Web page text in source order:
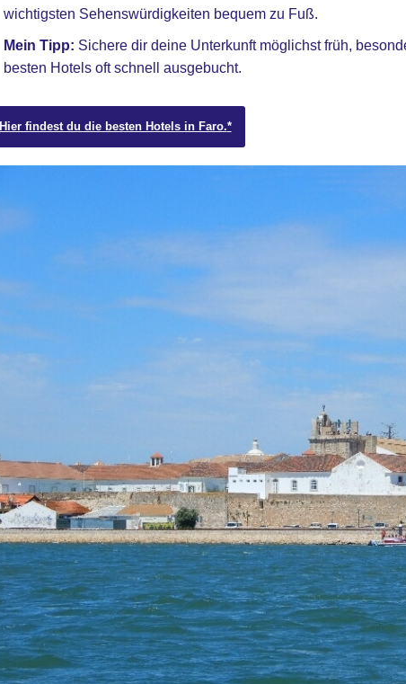
wichtigsten Sehenswürdigkeiten bequem zu Fuß.
Mein Tipp: Sichere dir deine Unterkunft möglichst früh,
besten Hotels oft schnell ausgebucht.
Hier findest du die besten Hotels in Faro.*